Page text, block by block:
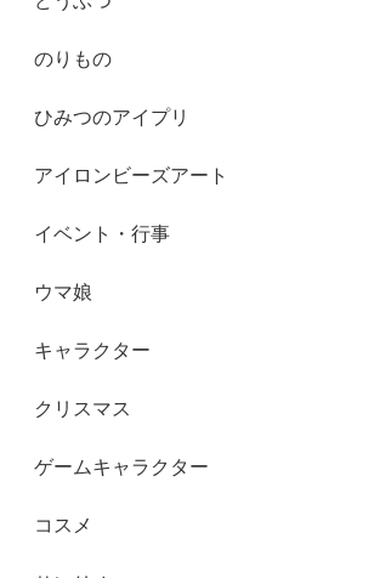
のりもの
ひみつのアイプリ
アイロンビーズアート
イベント・行事
ウマ娘
キャラクター
クリスマス
ゲームキャラクター
コスメ